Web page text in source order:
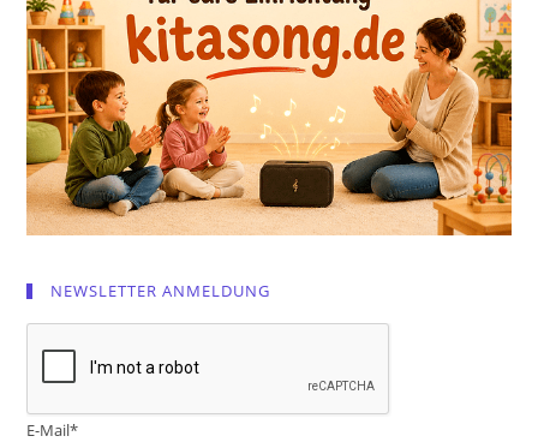
NEWSLETTER ANMELDUNG
E-Mail*